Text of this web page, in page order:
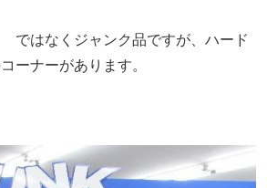
ではなくジャンク品ですが、ハード
ーナーがあります。